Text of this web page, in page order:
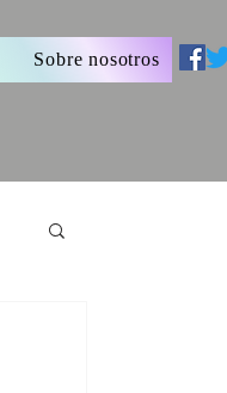
Sobre nosotros